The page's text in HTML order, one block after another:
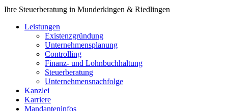
Close
Ihre Steuerberatung in Munderkingen & Riedlingen
Leistungen
Existenzgründung
Unternehmensplanung
Controlling
Finanz- und Lohnbuchhaltung
Steuerberatung
Unternehmensnachfolge
Kanzlei
Karriere
Mandanteninfos